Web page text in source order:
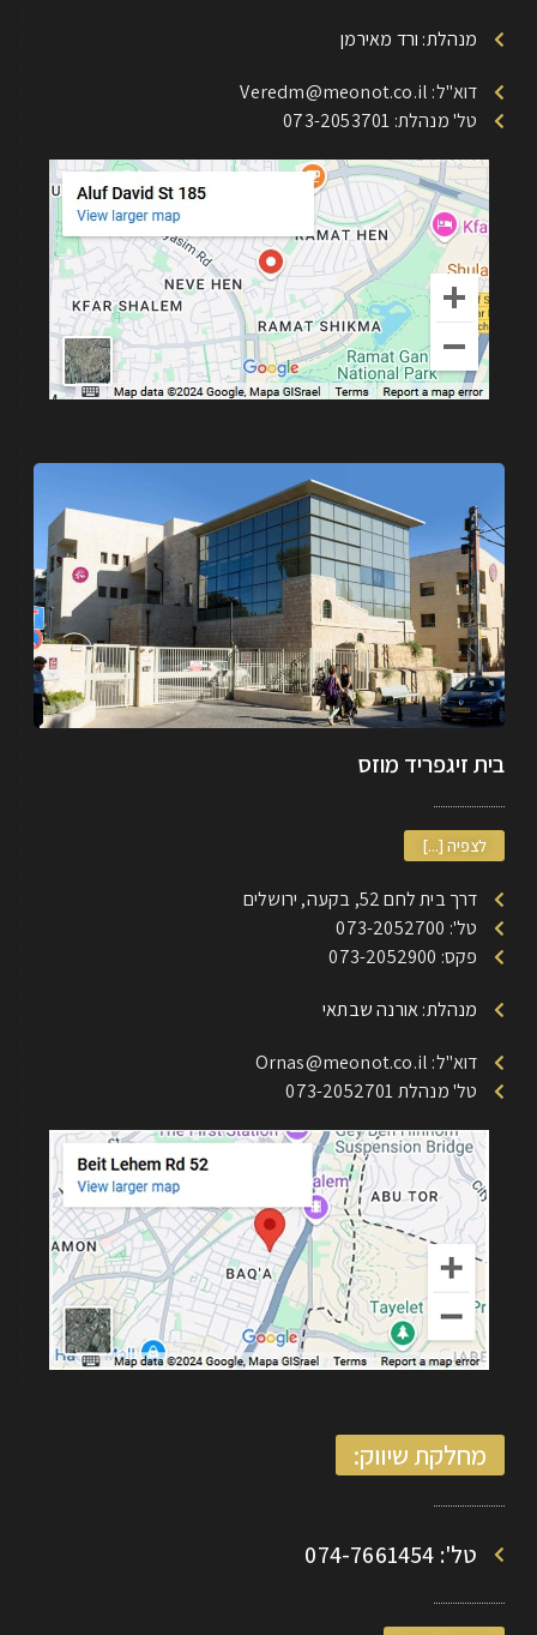
מנהלת: ורד מאירמן
דוא"ל: Veredm@meonot.co.il
טל' מנהלת: 073-2053701
בית זיגפריד מוזס
לצפיה [...]
דרך בית לחם 52, בקעה, ירושלים
טל': 073-2052700
פקס: 073-2052900
מנהלת: אורנה שבתאי
דוא"ל: Ornas@meonot.co.il
טל' מנהלת 073-2052701
מחלקת שיווק:
טל': 074-7661454